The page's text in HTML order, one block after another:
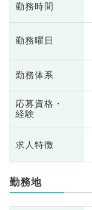
勤務時間
勤務曜日
勤務体系
応募資格・
経験
求人特徴
勤務地